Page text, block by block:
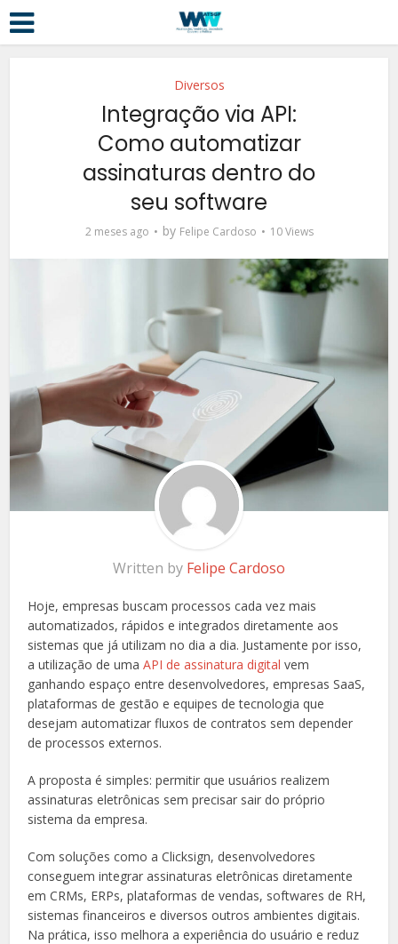
Diversos
Integração via API:
Como automatizar
assinaturas dentro do
seu software
2 meses ago by Felipe Cardoso 10 Views
Written by Felipe Cardoso
Hoje, empresas buscam processos cada vez mais
automatizados, rápidos e integrados diretamente aos
sistemas que já utilizam no dia a dia. Justamente por isso,
a utilização de umaAPI de assinatura digital vem
ganhando espaço entre desenvolvedores, empresas SaaS,
plataformas de gestão e equipes de tecnologia que
desejam automatizar fluxos de contratos sem depender
de processos externos.
A proposta é simples: permitir que usuários realizem
assinaturas eletrônicas sem precisar sair do próprio
sistema da empresa.
Com soluções como a Clicksign, desenvolvedores
conseguem integrar assinaturas eletrônicas diretamente
em CRMs, ERPs, plataformas de vendas, softwares de RH,
sistemas financeiros e diversos outros ambientes digitais.
Na prática, isso melhora a experiência do usuário e reduz